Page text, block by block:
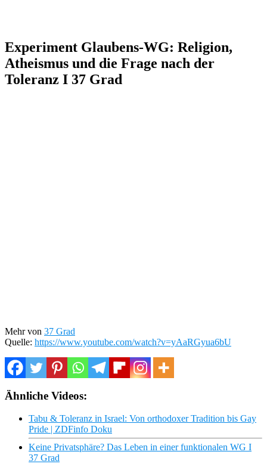
Experiment Glaubens-WG: Religion,
Atheismus und die Frage nach der
Toleranz I 37 Grad
Mehr von 37 Grad
Quelle: https://www.youtube.com/watch?v=yAaRGyua6bU
Ähnliche Videos:
Tabu & Toleranz in Israel: Von orthodoxer Tradition bis Gay
Pride | ZDFinfo Doku
Keine Privatsphäre? Das Leben in einer funktionalen WG I
37 Grad